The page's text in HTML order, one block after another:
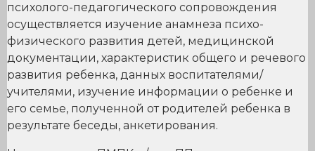
психолого-педагогического сопровождения
осуществляется изучение анамнеза психо-
физического развития детей, медицинской
документации, характеристик общего и речевого
развития ребенка, данных воспитателями/
учителями, изучение информации о ребенке и
его семье, полученной от родителей ребенка в
результате беседы, анкетирования.